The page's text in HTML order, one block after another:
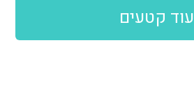
עוד קטעים